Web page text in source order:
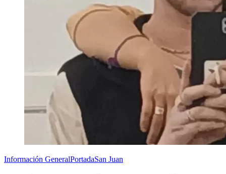
Información GeneralPortadaSan Juan